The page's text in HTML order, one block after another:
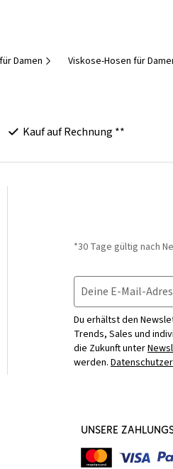
Damen Viskose-Hosen für
Kauf auf Rechnung **
*30 Tage gültig nach
Deine E-Mail-
Du erhältst den
Trends, Sales und
die Zukunft unter
werden.
UNSERE